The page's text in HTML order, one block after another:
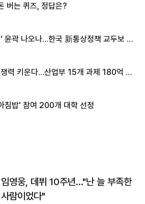
버는 퀴즈, 정답은?
윤곽 나오나…한국 新통상정책 교두보 활
력 키운다…산업부 15개 과제 180억 지
침밥' 참여 200개 대학 선정
임영웅, 데뷔 10주년…"난 늘 부족한
사람이었다"